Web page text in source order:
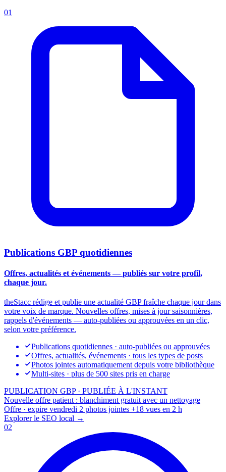
01
Publications GBP quotidiennes
Offres, actualités et événements —publiés sur votre profil,
chaque jour.
theStacc rédige et publie une actualité GBP fraîche chaque jour dans
votre voix de marque. Nouvelles offres, mises à jour saisonnières,
rappels d'événements — auto-publiées ou approuvées en un clic,
selon votre préférence.
Publications quotidiennes · auto-publiées ou approuvées
Offres, actualités, événements · tous les types de posts
Photos jointes automatiquement depuis votre bibliothèque
Multi-sites · plus de 500 sites pris en charge
PUBLICATION GBP · PUBLIÉE À L'INSTANT
Nouvelle offre patient : blanchiment gratuit avec un nettoyage
Offre · expire vendredi 2 photos jointes +18 vues en 2 h
Explorer le SEO local →
02